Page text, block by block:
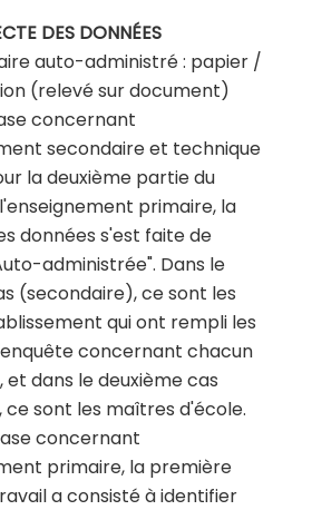
DES DONNÉES
auto-administré : papier /
(relevé sur document)
concernant
secondaire et technique
la deuxième partie du
primaire, la
données s'est faite de
administrée". Dans le
(secondaire), ce sont les
qui ont rempli les
concernant chacun
et dans le deuxième cas
sont les maîtres d'école.
concernant
primaire, la première
a consisté à identifier